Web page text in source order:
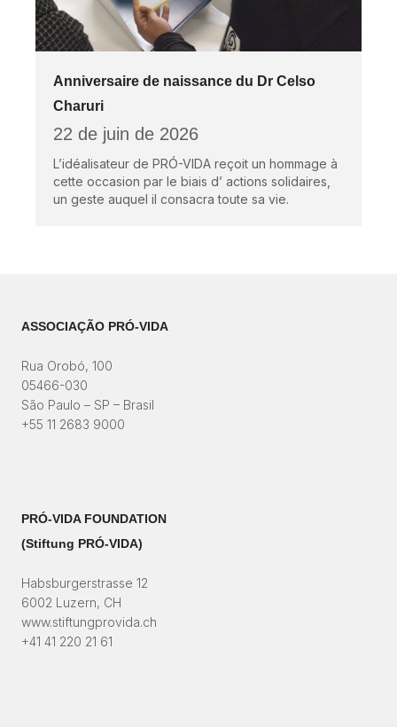
Anniversaire de naissance du Dr Celso
Charuri
22 de juin de 2026
L’idéalisateur de PRÓ-VIDA reçoit un hommage à
cette occasion par le biais d’ actions solidaires,
un geste auquel il consacra toute sa vie.
ASSOCIAÇÃO PRÓ-VIDA
Rua Orobó, 100
05466-030
São Paulo – SP – Brasil
+55 11 2683 9000
PRÓ-VIDA FOUNDATION
(Stiftung PRÓ-VIDA)​
Habsburgerstrasse 12
6002 Luzern, CH
www.stiftungprovida.ch
+41 41 220 21 61